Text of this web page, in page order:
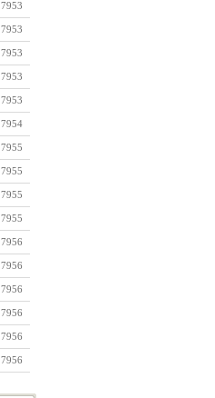
7953
7953
7953
7953
7953
7954
7955
7955
7955
7955
7956
7956
7956
7956
7956
7956